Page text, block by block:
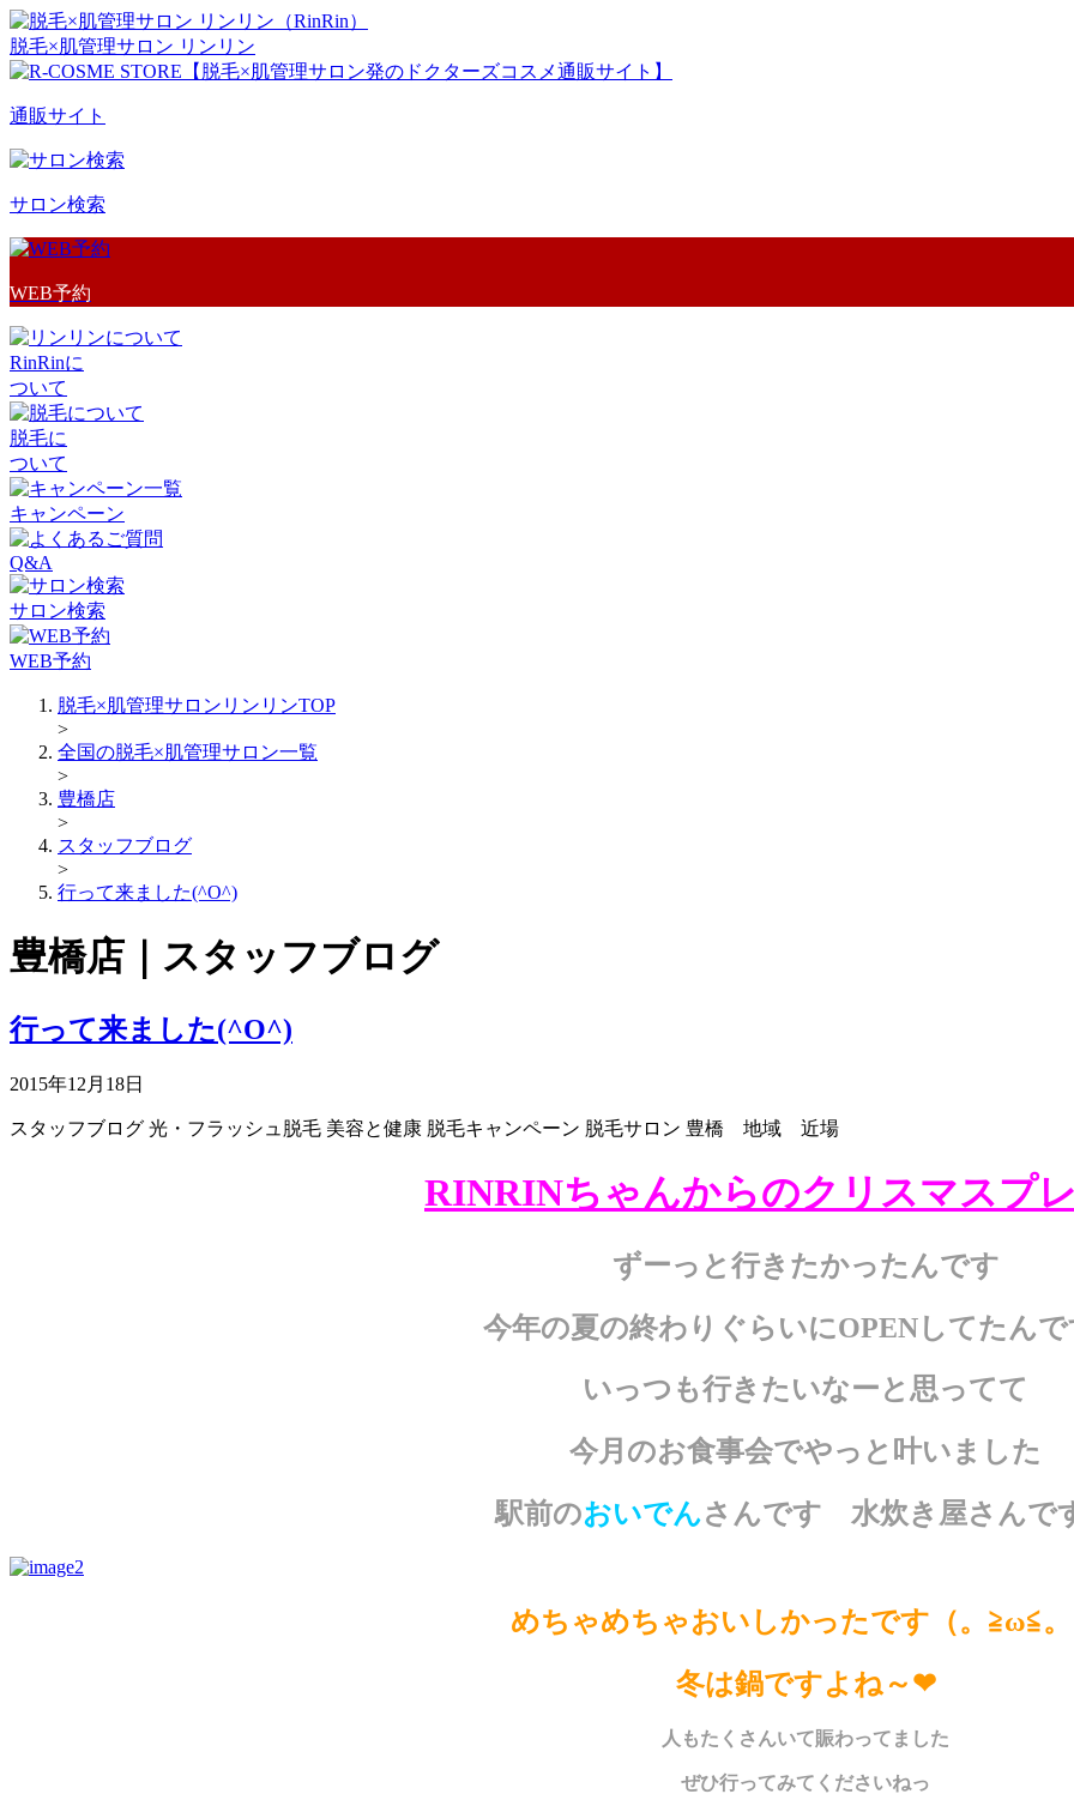
脱毛×肌管理サロン リンリン
通販サイト
サロン検索
WEB予約
RinRinに
ついて
脱毛に
ついて
キャンペーン
Q&A
サロン検索
WEB予約
脱毛×肌管理サロンリンリンTOP
>
全国の脱毛×肌管理サロン一覧
>
豊橋店
>
スタッフブログ
>
行って来ました(^O^)
豊橋店｜スタッフブログ
行って来ました(^O^)
2015年12月18日
スタッフブログ 光・フラッシュ脱毛 美容と健康 脱毛キャンペーン 脱毛サロン 豊橋 地域 近場
RINRINちゃんからのクリスマスプ
ずーっと行きたかったんです
今年の夏の終わりぐらいにOPENしてたん
いっつも行きたいなーと思ってて
今月のお食事会でやっと叶いました
駅前のおいでんさんです 水炊き屋さんで
めちゃめちゃおいしかったです（。≧ω≦。
冬は鍋ですよね～❤
人もたくさんいて賑わってました
ぜひ行ってみてくださいねっ